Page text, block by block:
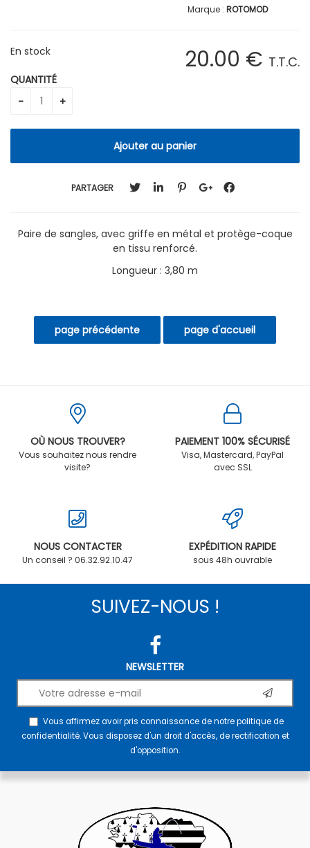
ROTOMOD
20.00 € T.T.C.
En stock
QUANTITÉ
PARTAGER
Paire de sangles, avec griffe en métal et protège-coque
en tissu renforcé.
Longueur : 3,80 m
OÙ NOUS TROUVER?
Vous souhaitez nous rendre
visite?
PAIEMENT 100% SÉCURISÉ
Visa, Mastercard, PayPal
avec SSL
NOUS CONTACTER
Un conseil ? 06.32.92.10.47
EXPÉDITION RAPIDE
sous 48h ouvrable
SUIVEZ-NOUS !
NEWSLETTER
Vous affirmez avoir pris connaissance de notrepolitique de
confidentialité. Vous disposez d'un droit d'accès, de rectification et
d'opposition.